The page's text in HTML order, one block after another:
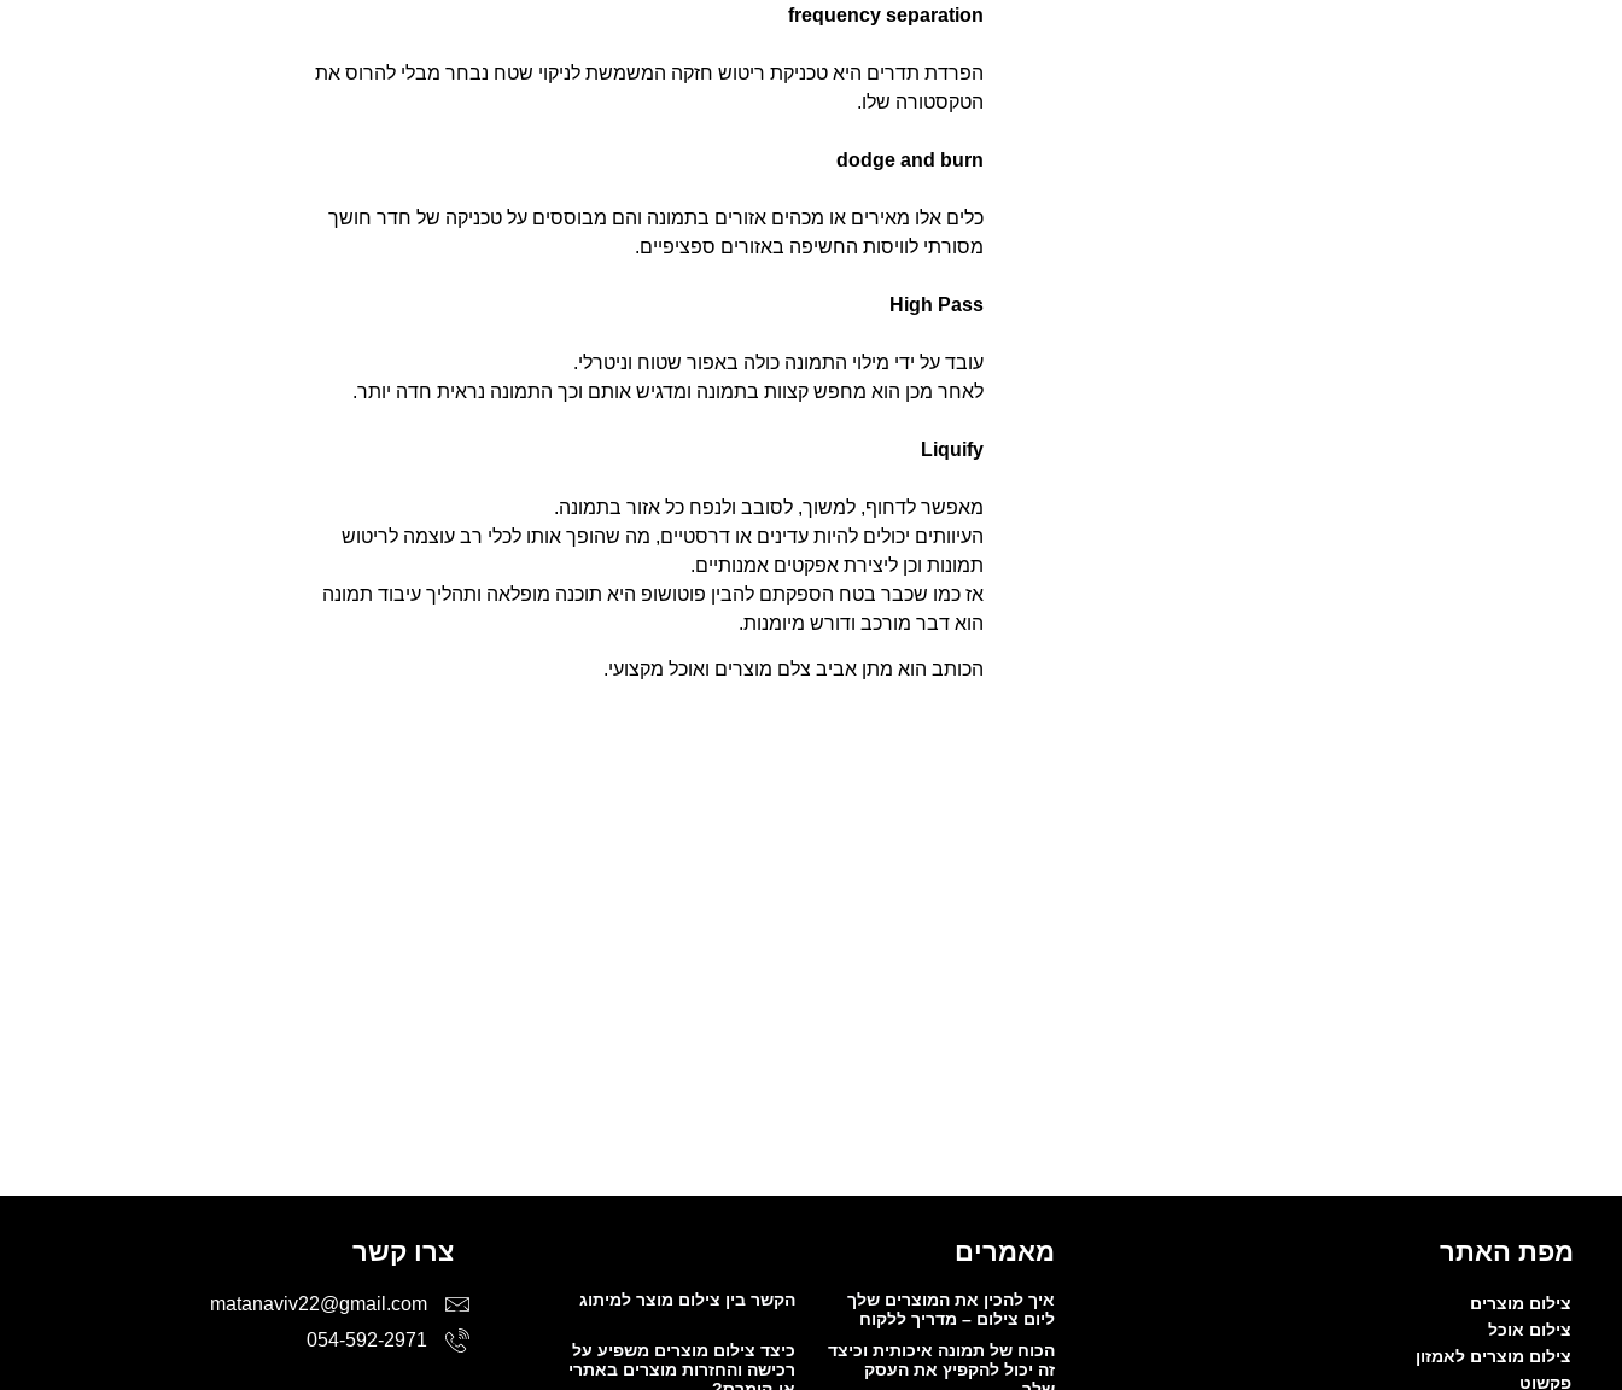
frequency separation
הפרדת תדרים היא טכניקת ריטוש חזקה המשמשת לניקוי שטח נבחר מבלי להרוס את
הטקסטורה שלו.
dodge and burn
כלים אלו מאירים או מכהים אזורים בתמונה והם מבוססים על טכניקה של חדר חושך
מסורתי לוויסות החשיפה באזורים ספציפיים.
High Pass
עובד על ידי מילוי התמונה כולה באפור שטוח וניטרלי.
לאחר מכן הוא מחפש קצוות בתמונה ומדגיש אותם וכך התמונה נראית חדה יותר.
Liquify
מאפשר לדחוף, למשוך, לסובב ולנפח כל אזור בתמונה.
העיוותים יכולים להיות עדינים או דרסטיים, מה שהופך אותו לכלי רב עוצמה לריטוש
תמונות וכן ליצירת אפקטים אמנותיים.
אז כמו שכבר בטח הספקתם להבין פוטושופ היא תוכנה מופלאה ותהליך עיבוד תמונה
הוא דבר מורכב ודורש מיומנות.
הכותב הוא מתן אביב צלם מוצרים ואוכל מקצועי.
מפת האתר
צילום מוצרים
צילום אוכל
צילום מוצרים לאמזון
פקשוט
מאמרים
איך להכין את המוצרים שלך
ליום צילום – מדריך ללקוח
הקשר בין צילום מוצר למיתוג
הכוח של תמונה איכותית וכיצד
זה יכול להקפיץ את העסק
כיצד צילום מוצרים משפיע על
רכישה והחזרות מוצרים באתרי
צרו קשר
matanaviv22@gmail.com
054-592-2971